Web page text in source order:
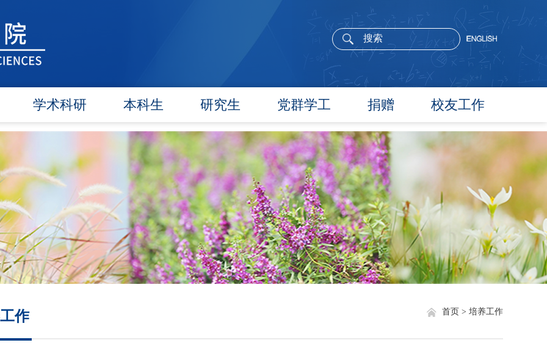
学术科研
学术活动
文件汇编
本科生
信息公告
教研动态
学籍管理
实践教学
对外交流
研究生
信息公告
招生工作
培养工作
毕业学位
政策文件
党群学工
党委概况
党建工作
文件汇编
团学通知
团学新闻
捐赠 校友工作
校友新闻
校友风采
校友名录
作 培养工作
首页 >